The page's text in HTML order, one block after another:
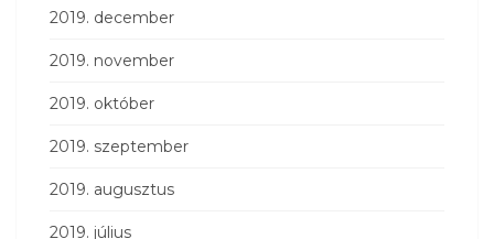
2019. december
2019. november
2019. október
2019. szeptember
2019. augusztus
2019. július